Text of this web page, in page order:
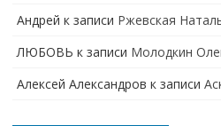
Андрей к записи Ржевская
ЛЮБОВЬ к записи Молодкин
Алексей Александров к записи